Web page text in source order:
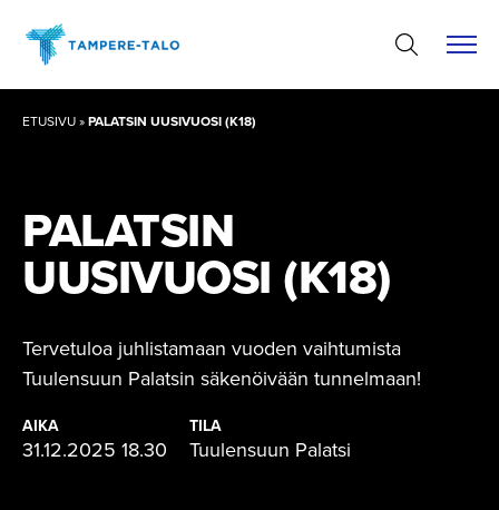
sisältöön
ETUSIVU»PALATSIN UUSIVUOSI (K18)
PALATSIN
UUSIVUOSI (K18)
Tervetuloa juhlistamaan vuoden vaihtumista
Tuulensuun Palatsin säkenöivään tunnelmaan!
AIKA
31.12.2025 18.30
TILA
Tuulensuun Palatsi